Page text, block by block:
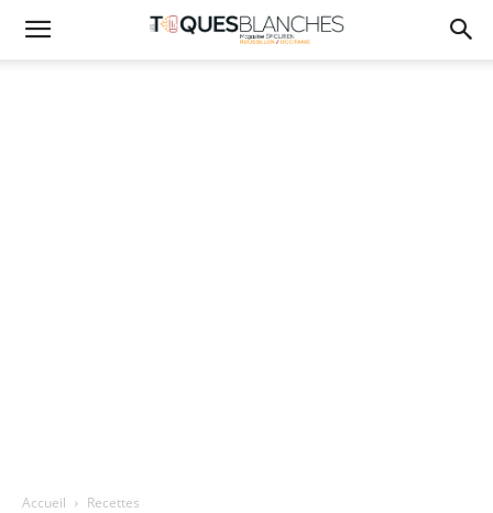
Accueil Recettes